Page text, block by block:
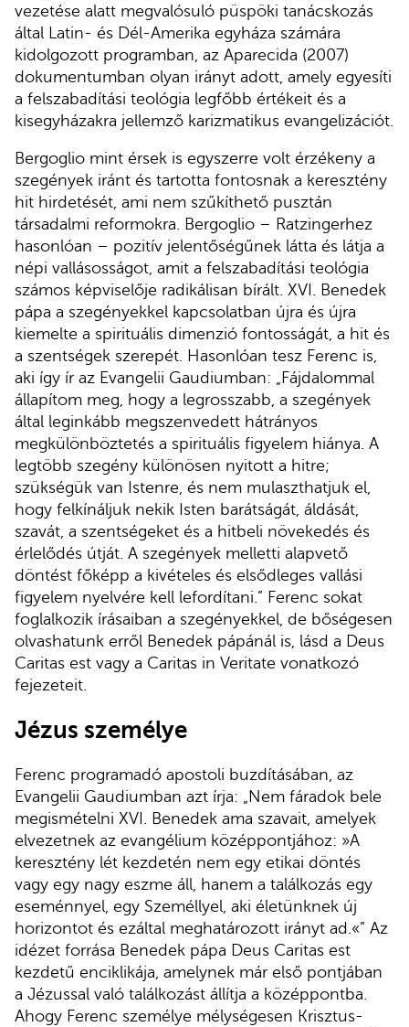
vezetése alatt megvalósuló püspöki tanácskozás
által Latin- és Dél-Amerika egyháza számára
kidolgozott programban, az Aparecida (2007)
dokumentumban olyan irányt adott, amely egyesíti
a felszabadítási teológia legfőbb értékeit és a
kisegyházakra jellemző karizmatikus evangelizációt.
Bergoglio mint érsek is egyszerre volt érzékeny a
szegények iránt és tartotta fontosnak a keresztény
hit hirdetését, ami nem szűkíthető pusztán
társadalmi reformokra. Bergoglio – Ratzingerhez
hasonlóan – pozitív jelentőségűnek látta és látja a
népi vallásosságot, amit a felszabadítási teológia
számos képviselője radikálisan bírált. XVI. Benedek
pápa a szegényekkel kapcsolatban újra és újra
kiemelte a spirituális dimenzió fontosságát, a hit és
a szentségek szerepét. Hasonlóan tesz Ferenc is,
aki így ír az Evangelii Gaudiumban: „Fájdalommal
állapítom meg, hogy a legrosszabb, a szegények
által leginkább megszenvedett hátrányos
megkülönböztetés a spirituális figyelem hiánya. A
legtöbb szegény különösen nyitott a hitre;
szükségük van Istenre, és nem mulaszthatjuk el,
hogy felkínáljuk nekik Isten barátságát, áldását,
szavát, a szentségeket és a hitbeli növekedés és
érlelődés útját. A szegények melletti alapvető
döntést főképp a kivételes és elsődleges vallási
figyelem nyelvére kell lefordítani.” Ferenc sokat
foglalkozik írásaiban a szegényekkel, de bőségesen
olvashatunk erről Benedek pápánál is, lásd a Deus
Caritas est vagy a Caritas in Veritate vonatkozó
fejezeteit.
Jézus személye
Ferenc programadó apostoli buzdításában, az
Evangelii Gaudiumban azt írja: „Nem fáradok bele
megismételni XVI. Benedek ama szavait, amelyek
elvezetnek az evangélium középpontjához: »A
keresztény lét kezdetén nem egy etikai döntés
vagy egy nagy eszme áll, hanem a találkozás egy
eseménnyel, egy Személlyel, aki életünknek új
horizontot és ezáltal meghatározott irányt ad.«” Az
idézet forrása Benedek pápa Deus Caritas est
kezdetű enciklikája, amelynek már első pontjában
a Jézussal való találkozást állítja a középpontba.
Ahogy Ferenc személye mélységesen Krisztus-